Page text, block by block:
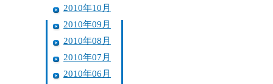
2010年10月
2010年09月
2010年08月
2010年07月
2010年06月